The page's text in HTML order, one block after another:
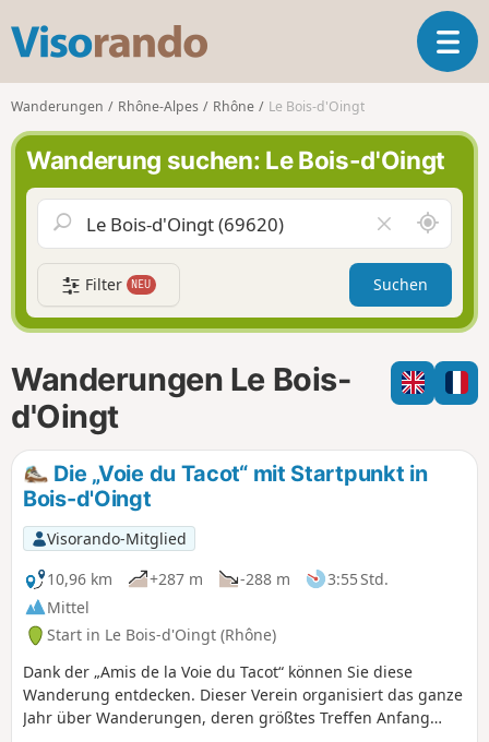
s
o
r
a
n
d
o
T
o
n
i
a
t
o
n
Wanderungen Rhône-Alpes Rhône Le Bois-d'Oingt
Wanderung suchen: Le Bois-d'Oingt
e
l
d
l
e
e
e
S
c
h
u
m
i
h
m
Filter NEU Suchen
Wanderungen Le Bois-
d'Oingt
Die „Voie du Tacot“ mit Startpunkt in
Bois-d'Oingt
Visorando-Mitglied
10,96 km
+287 m -288 m
3:55 Std.
Mittel
Start in Le Bois-d'Oingt (Rhône)
Dank der „Amis de la Voie du Tacot“ können Sie diese
Wanderung entdecken. Dieser Verein organisiert das ganze
Jahr über Wanderungen, deren größtes Treffen Anfang